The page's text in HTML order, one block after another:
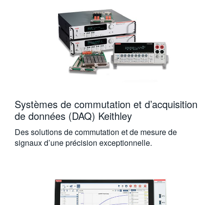
Systèmes de commutation et d’acquisition
de données (DAQ) Keithley
Des solutions de commutation et de mesure de
signaux d’une précision exceptionnelle.